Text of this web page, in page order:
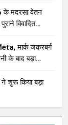
के मदरसा वेतन
विवादित
मार्क जकरबर्ग
के बाद बड़ा
शुरू किया बड़ा